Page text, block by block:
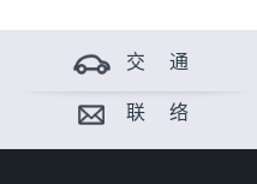
交 通
联 络